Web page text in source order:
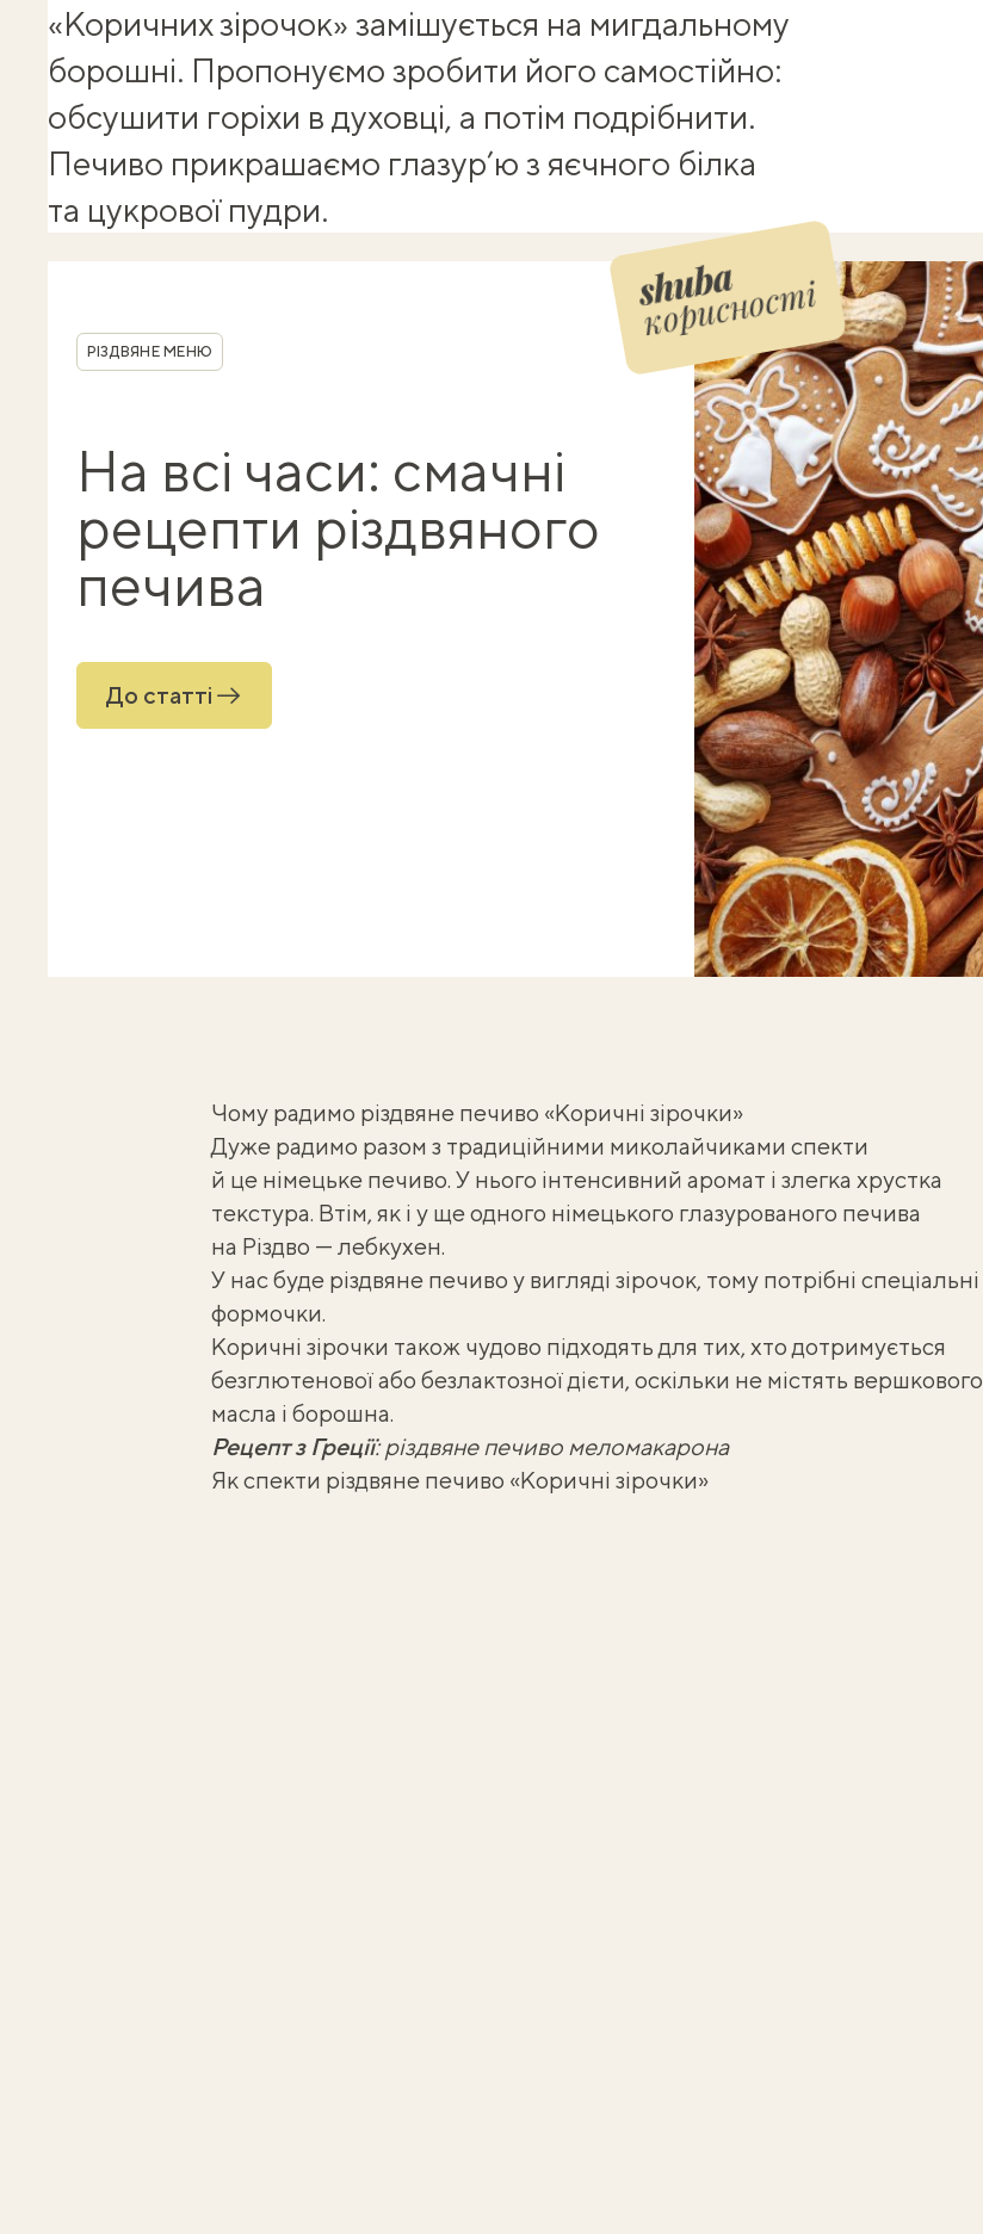
«Коричних зірочок» замішується на мигдальному
борошні. Пропонуємо зробити його самостійно:
обсушити горіхи в духовці, а потім подрібнити.
Печиво прикрашаємо глазур’ю з яєчного білка
та цукрової пудри.
корисності
Рубрика
РІЗДВЯНЕ МЕНЮ
На всі часи: смачні
рецепти різдвяного
печива
До статті
Чому радимо різдвяне печиво «Коричні зірочки»
Дуже радимо разом з традиційними миколайчиками спекти
й це німецьке печиво. У нього інтенсивний аромат і злегка хрустка
текстура. Втім, як і у ще одного німецького глазурованого печива
на Різдво — лебкухен.
У нас буде різдвяне печиво у вигляді зірочок, тому потрібні спеціальні
формочки.
Коричні зірочки також чудово підходять для тих, хто дотримується
безглютенової або безлактозної дієти, оскільки не містять вершкового
масла і борошна.
Рецепт з Греції:різдвяне печиво меломакарона
Як спекти різдвяне печиво «Коричні зірочки»